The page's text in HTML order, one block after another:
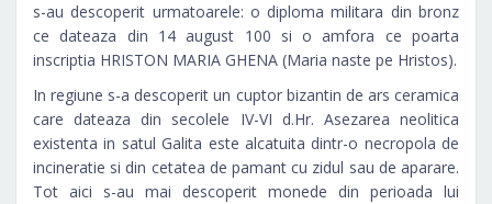
s-au descoperit urmatoarele: o diploma militara din bronz
ce dateaza din 14 august 100 si o amfora ce poarta
inscriptia HRISTON MARIA GHENA (Maria naste pe Hristos).
In regiune s-a descoperit un cuptor bizantin de ars ceramica
care dateaza din secolele IV-VI d.Hr. Asezarea neolitica
existenta in satul Galita este alcatuita dintr-o necropola de
incineratie si din cetatea de pamant cu zidul sau de aparare.
Tot aici s-au mai descoperit monede din perioada lui